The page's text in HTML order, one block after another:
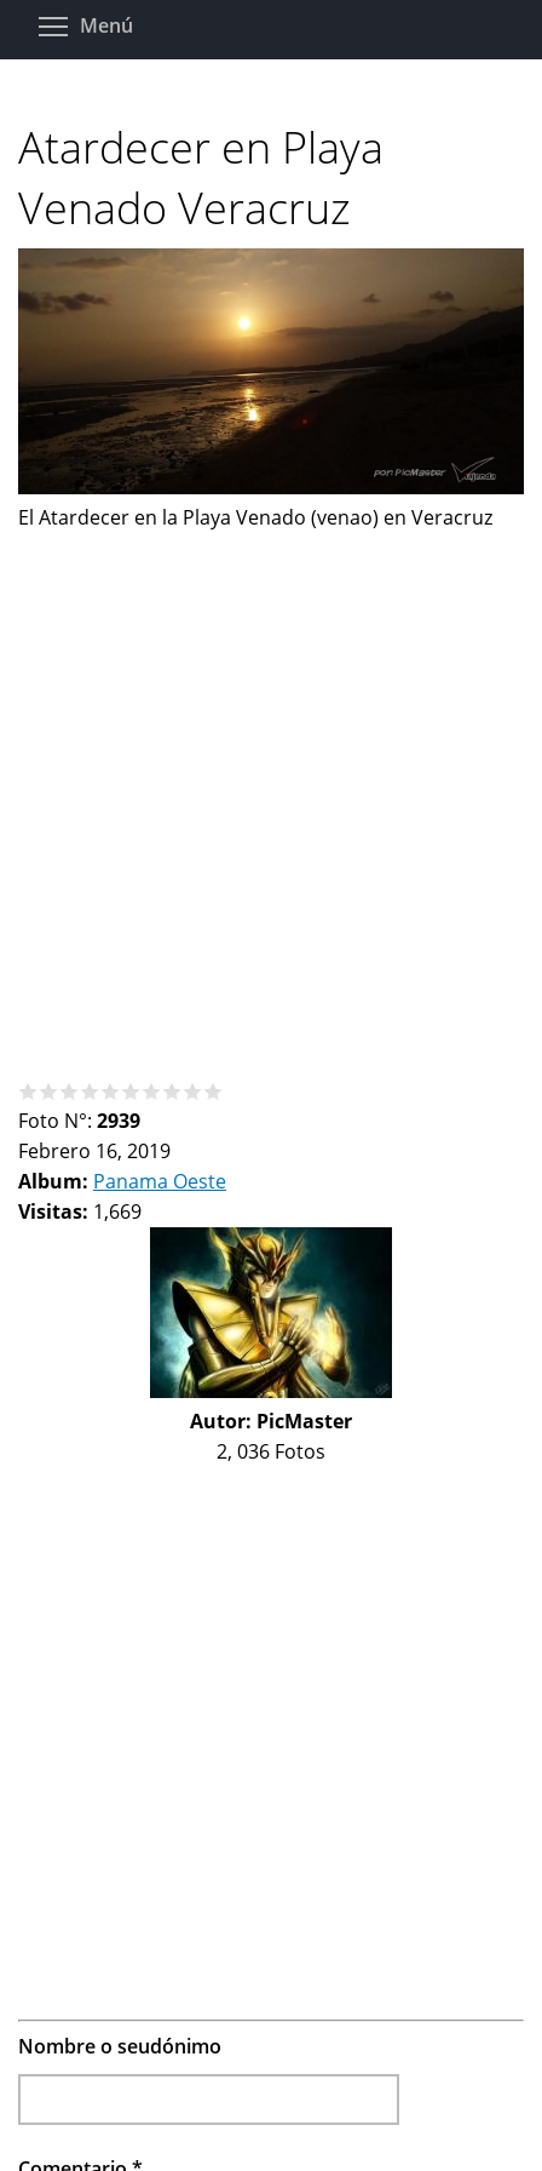
Pasar
Menú
Atardecer en Playa
Venado Veracruz
El Atardecer en la Playa Venado (venao) en Veracruz
Foto N°: 2939
Febrero 16, 2019
Album: Panama Oeste
Visitas: 1,669
Autor: PicMaster
2, 036 Fotos
Nombre o seudónimo